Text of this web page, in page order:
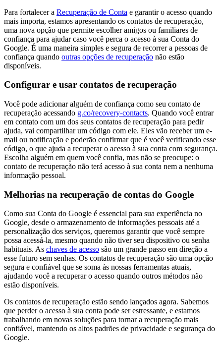
Para fortalecer a Recuperação de Conta e garantir o acesso quando
mais importa, estamos apresentando os contatos de recuperação,
uma nova opção que permite escolher amigos ou familiares de
confiança para ajudar caso você perca o acesso à sua Conta do
Google. É uma maneira simples e segura de recorrer a pessoas de
confiança quando outras opções de recuperação não estão
disponíveis.
Configurar e usar contatos de recuperação
Você pode adicionar alguém de confiança como seu contato de
recuperação acessando g.co/recovery-contacts. Quando você entrar
em contato com um dos seus contatos de recuperação para pedir
ajuda, vai compartilhar um código com ele. Eles vão receber um e-
mail ou notificação e poderão confirmar que é você verificando esse
código, o que ajuda a recuperar o acesso à sua conta com segurança.
Escolha alguém em quem você confia, mas não se preocupe: o
contato de recuperação não terá acesso à sua conta nem a nenhuma
informação pessoal.
Melhorias na recuperação de contas do Google
Como sua Conta do Google é essencial para sua experiência no
Google, desde o armazenamento de informações pessoais até a
personalização dos serviços, queremos garantir que você sempre
possa acessá-la, mesmo quando não tiver seu dispositivo ou senha
habituais. As chaves de acesso são um grande passo em direção a
esse futuro sem senhas. Os contatos de recuperação são uma opção
segura e confiável que se soma às nossas ferramentas atuais,
ajudando você a recuperar o acesso quando outros métodos não
estão disponíveis.
Os contatos de recuperação estão sendo lançados agora. Sabemos
que perder o acesso à sua conta pode ser estressante, e estamos
trabalhando em novas soluções para tornar a recuperação mais
confiável, mantendo os altos padrões de privacidade e segurança do
Google.